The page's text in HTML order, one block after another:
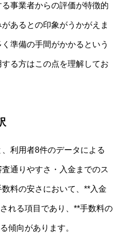
事業者からの評価が特徴的
あるとの印象がうかがえま
準備の手間がかかるという
る方はこの点を理解してお
利用者8件のデータによる
通りやすさ・入金までのス
料の安さにおいて、**入金
れる項目であり、**手数料の
傾向があります。